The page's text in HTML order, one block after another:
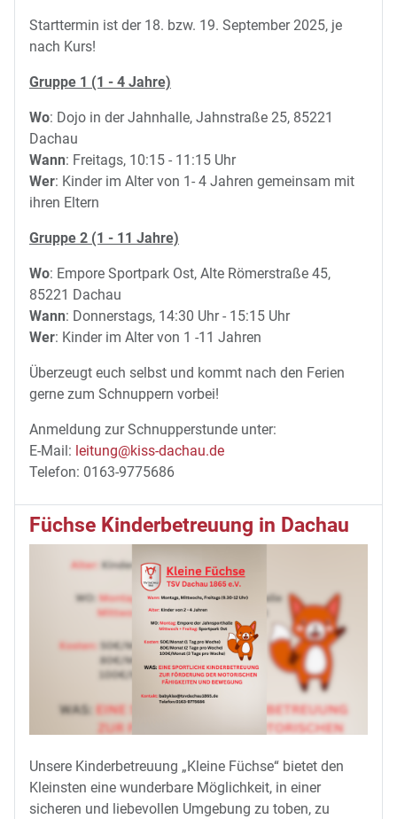
Starttermin ist der 18. bzw. 19. September 2025, je
nach Kurs!
Gruppe 1 (1 - 4 Jahre)
Wo: Dojo in der Jahnhalle, Jahnstraße 25, 85221
Dachau
Wann: Freitags, 10:15 - 11:15 Uhr
Wer: Kinder im Alter von 1- 4 Jahren gemeinsam mit
ihren Eltern
Gruppe 2 (1 - 11 Jahre)
Wo: Empore Sportpark Ost, Alte Römerstraße 45,
85221 Dachau
Wann: Donnerstags, 14:30 Uhr - 15:15 Uhr
Wer: Kinder im Alter von 1 -11 Jahren
Überzeugt euch selbst und kommt nach den Ferien
gerne zum Schnuppern vorbei!
Anmeldung zur Schnupperstunde unter:
E-Mail: leitung@kiss-dachau.de
Telefon: 0163-9775686
Füchse Kinderbetreuung in Dachau
Unsere Kinderbetreuung „Kleine Füchse“ bietet den
Kleinsten eine wunderbare Möglichkeit, in einer
sicheren und liebevollen Umgebung zu toben, zu